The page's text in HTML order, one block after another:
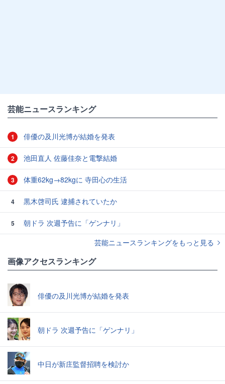
芸能ニュースランキング
1 俳優の及川光博が結婚を発表
2 池田直人 佐藤佳奈と電撃結婚
3 体重62kg→82kgに 寺田心の生活
4 黒木啓司氏 逮捕されていたか
5
朝ドラ 次週予告に「ゲンナリ」
芸能ニュースランキングをもっと見る
画像アクセスランキング
俳優の及川光博が結婚を発表
朝ドラ 次週予告に「ゲンナリ」
中日が新庄監督招聘を検討か